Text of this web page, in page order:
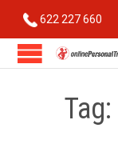
622 227 660
Tag: